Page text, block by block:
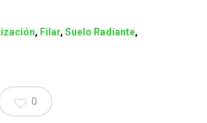
, Filar, Suelo Radiante,
0